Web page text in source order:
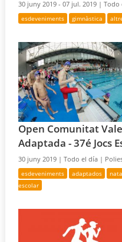
30 juny 2019 - 07 jul. 2019 |Todo
esdeveniments gimnàstica
Open Comunitat
Adaptada - 37é Jocs
30 juny 2019 |Todo el día |
esdeveniments adaptados
escolar